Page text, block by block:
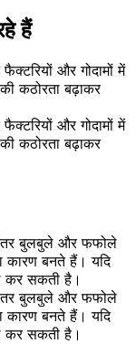
हैं
और गोदामों में
कठोरता बढ़ाकर
और गोदामों में
कठोरता बढ़ाकर
बुलबुले और फफोले
कारण बनते हैं। यदि
कर सकती है।
बुलबुले और फफोले
कारण बनते हैं। यदि
कर सकती है।